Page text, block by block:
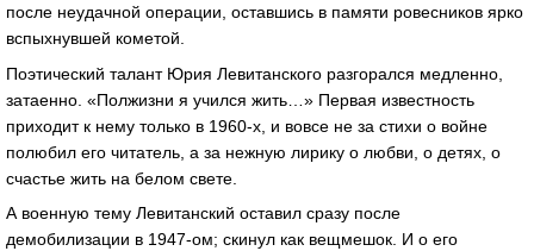
после неудачной операции, оставшись в памяти ровесников ярко
вспыхнувшей кометой.
Поэтический талант Юрия Левитанского разгорался медленно,
затаенно. «Полжизни я учился жить…» Первая известность
приходит к нему только в 1960-х, и вовсе не за стихи о войне
полюбил его читатель, а за нежную лирику о любви, о детях, о
счастье жить на белом свете.
А военную тему Левитанский оставил сразу после
демобилизации в 1947-ом; скинул как вещмешок. И о его